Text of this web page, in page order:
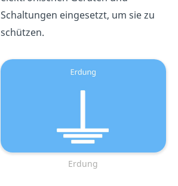
Schaltungen eingesetzt, um sie zu
schützen.
Erdung